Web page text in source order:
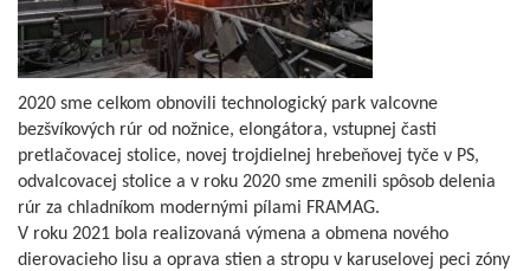
2020 sme celkom obnovili technologický park valcovne
bezšvíkových rúr od nožnice, elongátora, vstupnej časti
pretlačovacej stolice, novej trojdielnej hrebeňovej tyče v PS,
odvalcovacej stolice a v roku 2020 sme zmenili spôsob delenia
rúr za chladníkom modernými pílami FRAMAG.
V roku 2021 bola realizovaná výmena a obmena nového
dierovacieho lisu a oprava stien a stropu v karuselovej peci zóny